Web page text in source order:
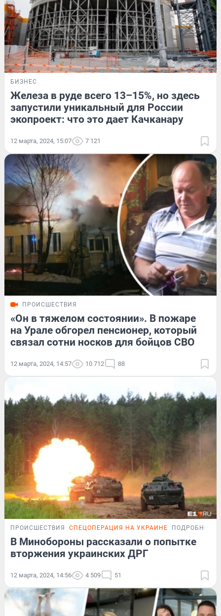
БИЗНЕС
Железа в руде всего 13–15%, но здесь
запустили уникальный для России
экопроект: что это дает Качканару
12 марта, 2024, 15:07 7 121
ПРОИСШЕСТВИЯ
«Он в тяжелом состоянии». В пожаре
на Урале обгорел пенсионер, который
связал сотни носков для бойцов СВО
12 марта, 2024, 14:57 10 712 88
ПРОИСШЕСТВИЯ СПЕЦОПЕРАЦИЯ НА УКРАИНЕ
В Минобороны рассказали о попытке
вторжения украинских ДРГ
12 марта, 2024, 14:56 4 509 51